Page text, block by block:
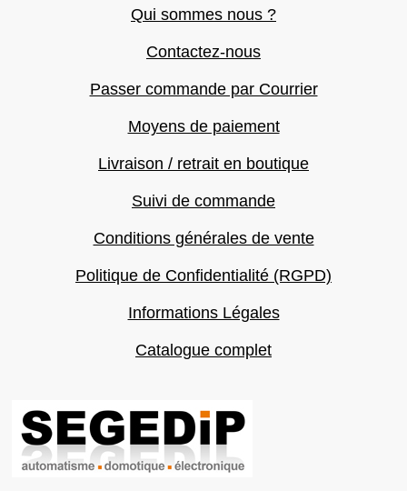
Qui sommes nous ?
Contactez-nous
Passer commande par Courrier
Moyens de paiement
Livraison / retrait en boutique
Suivi de commande
Conditions générales de vente
Politique de Confidentialité (RGPD)
Informations Légales
Catalogue complet